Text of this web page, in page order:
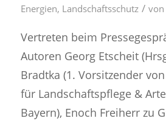
Energien, Landschaftsschutz / von
Vertreten beim
Autoren Georg Etscheit
Bradtka (1. Vorsitzender
für Landschaftspflege &
Bayern), Enoch Freiherr zu